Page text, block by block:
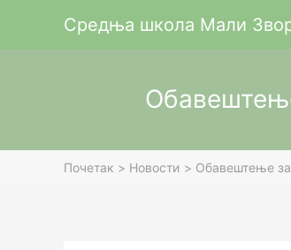
Средња школа Мали
Почетак Новости Обавештење